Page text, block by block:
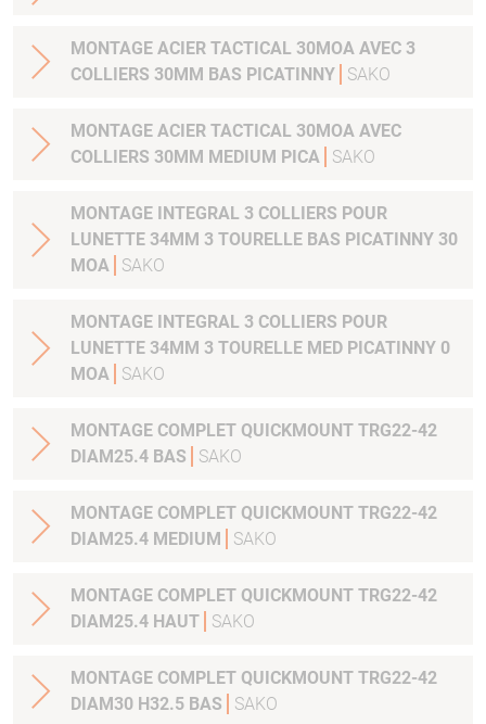
MONTAGE ACIER TACTICAL 30MOA AVEC 3
COLLIERS 30MM BAS PICATINNY
SAKO
MONTAGE ACIER TACTICAL 30MOA AVEC
COLLIERS 30MM MEDIUM PICA
SAKO
MONTAGE INTEGRAL 3 COLLIERS POUR
LUNETTE 34MM 3 TOURELLE BAS PICATINNY 30
MOA
SAKO
MONTAGE INTEGRAL 3 COLLIERS POUR
LUNETTE 34MM 3 TOURELLE MED PICATINNY 0
MOA
SAKO
MONTAGE COMPLET QUICKMOUNT TRG22-42
DIAM25.4 BAS
SAKO
MONTAGE COMPLET QUICKMOUNT TRG22-42
DIAM25.4 MEDIUM
SAKO
MONTAGE COMPLET QUICKMOUNT TRG22-42
DIAM25.4 HAUT
SAKO
MONTAGE COMPLET QUICKMOUNT TRG22-42
DIAM30 H32.5 BAS
SAKO